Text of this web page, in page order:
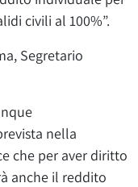
civili al 100%”.
Segretario
nella
che per aver diritto
anche il reddito